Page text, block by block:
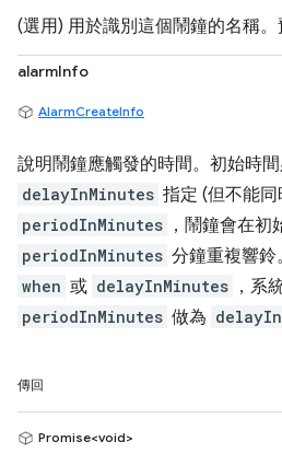
(選用) 用於識別這個鬧鐘的名稱。
alarmInfo
AlarmCreateInfo
說明鬧鐘應觸發的時間。初始時
delayInMinutes 指定 (但不能
periodInMinutes ，鬧鐘會在初
periodInMinutes 分鐘重複響
when 或 delayInMinutes ，系
periodInMinutes 做為
傳回
Promise<void>